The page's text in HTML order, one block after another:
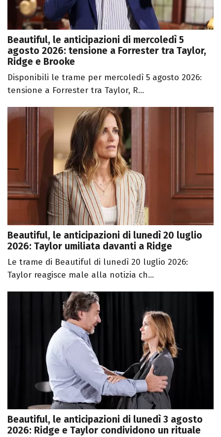
Beautiful, le anticipazioni di mercoledì 5
agosto 2026: tensione a Forrester tra Taylor,
Ridge e Brooke
Disponibili le trame per mercoledì 5 agosto 2026:
tensione a Forrester tra Taylor, R...
Beautiful, le anticipazioni di lunedì 20 luglio
2026: Taylor umiliata davanti a Ridge
Le trame di Beautiful di lunedì 20 luglio 2026:
Taylor reagisce male alla notizia ch...
Beautiful, le anticipazioni di lunedì 3 agosto
2026: Ridge e Taylor condividono un rituale